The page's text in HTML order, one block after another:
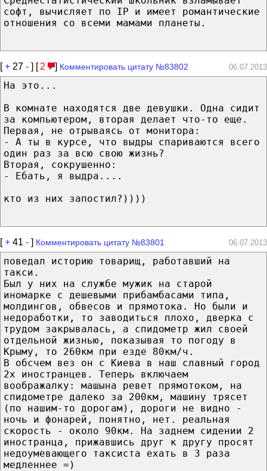
софт, вычисляет по IP и имеет романтические
отношения со всеми мамами планеты.
[+ 27 - ] [ 2 ] Комментировать цитату №83802 06.07.2013
На это...
В комнате находятся две девушки. Одна сидит
за компьютером, вторая делает что-то еще.
Первая, не отрываясь от монитора:
- А ты в курсе, что выдры спариваются всего
один раз за всю свою жизнь?
Вторая, сокрушенно:
- Ебать, я выдра....
кто из них запостил?))))
[+ 41 - ] Комментировать цитату №83801 06.07.2013
поведал историю товарищ, работавший на
такси.
Был у них на службе мужик на старой
иномарке с дешевыми прибамбасами типа,
молдингов, обвесов и прямотока. Но были и
недоработки, то заводиться плохо, дверка с
трудом закрывалась, а спидометр жил своей
отдельной жизнью, показывая то погоду в
Крыму, то 260км при езде 80км/ч.
В обсчем вез он с Киева в наш славный город
2х иностранцев. Теперь включаем
воображалку: машына ревет прямотоком, на
спидометре далеко за 200км, машину трясет
(по нашим-то дорогам), дороги не видно -
ночь и фонарей, понятно, нет. реальная
скорость - около 90км. На заднем сидении 2
иностранца, прижавшись друг к другу просят
недоумевающего таксиста ехать в 3 раза
медленнее =)